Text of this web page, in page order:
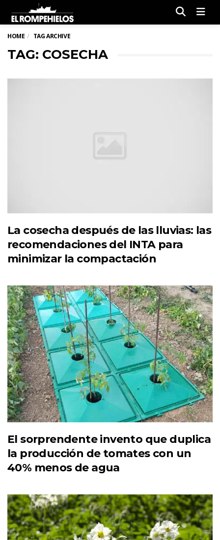
HOME TAG ARCHIVE
TAG: COSECHA
La cosecha después de las lluvias: las
recomendaciones del INTA para
minimizar la compactación
El sorprendente invento que duplica
la producción de tomates con un
40% menos de agua